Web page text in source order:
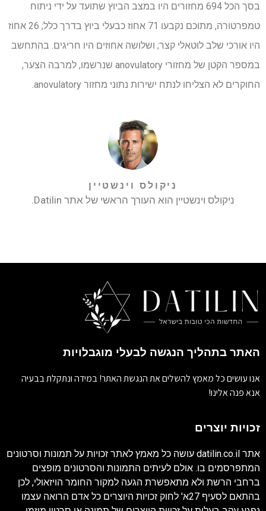
בסך הכל 694 מחזורים היו במצב הביוץ שתועד על ידי ניתוח
טמפרטורה, מתוכם נקבעו 71 אחוז כבעלי ביוץ בדרך כלל; 26 אחוז
היו אורכי שלב לוטאלי קצר; ושלושה אחוזים היו חריגים. בהתחשב
במספר הקטן של מחזורי anovulatory שנרשמו, למרבה הצער,
החוקרים לא הצליחו לנתח ישירות נתוני מחזור anovulatory.
ניקולס וינשטיין
ניקולס וינשטיין הוא העורך הראשי של אתר Datilin.
האתר בתהליך הנגשה לבעלי מוגבלויות
אנו עושים כל מאמץ להשלים את הנגשת האתר! במידה ונתקלת בבעיה
אנא פנה אלינו!
זכויות יוצרים
אתר datilin.co.il עושה כל מאמץ לאתר זכויות על תמונות וסרטונים
המתפרסמים בו. אולם לעיתים התמונות והסרטונים מופצים
ברחבי הרשת ולא מתאפשרת הגעה למקור החומר הויזאולי, לכן
בהתאם לסעיף 27א' לחוק זכויות היוצרים כל אדם הרואה עצמו